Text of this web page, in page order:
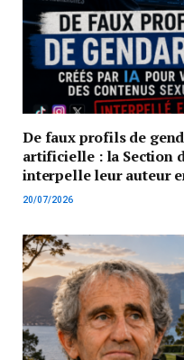
De faux profils de
artificielle : la Section
interpelle leur auteur
20/07/2026